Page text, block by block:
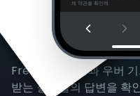
체 약관을 확인해.
자주 묻는 질
Freecash 사용과 우버
받는 질문들의 답변을 확